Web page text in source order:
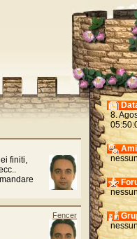
finiti,
Fencer
8.